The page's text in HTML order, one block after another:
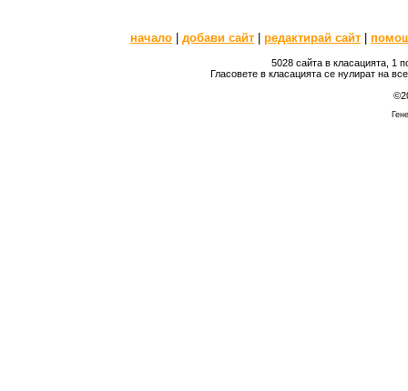
начало | добави сайт | редактирай сайт |
5028 сайта в класацията, 1
Гласовете в класацията се нулират на